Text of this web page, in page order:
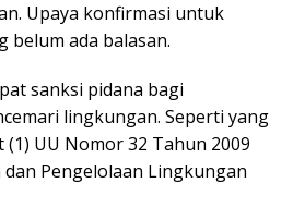
Upaya konfirmasi untuk
belum ada balasan.
sanksi pidana bagi
lingkungan. Seperti yang
UU Nomor 32 Tahun 2009
Pengelolaan Lingkungan